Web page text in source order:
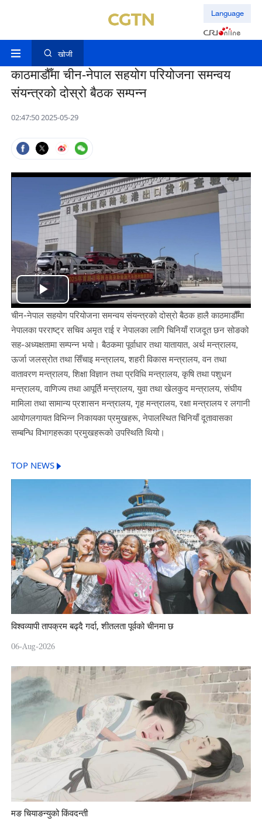
Language
खोजी
काठमाडौँमा चीन-नेपाल सहयोग परियोजना समन्वय
संयन्त्रको दोस्रो बैठक सम्पन्न
02:47:50 2025-05-29
Play
Video
चीन-नेपाल सहयोग परियोजना समन्वय संयन्त्रको दोस्रो बैठक हालै काठमाडौँमा
नेपालका परराष्ट्र सचिव अमृत राई र नेपालका लागि चिनियाँ राजदूत छन सोङको
सह-अध्यक्षतामा सम्पन्न भयो। बैठकमा पूर्वाधार तथा यातायात, अर्थ मन्त्रालय,
ऊर्जा जलस्रोत तथा सिँचाइ मन्त्रालय, शहरी विकास मन्त्रालय, वन तथा
वातावरण मन्त्रालय, शिक्षा विज्ञान तथा प्रविधि मन्त्रालय, कृषि तथा पशुधन
मन्त्रालय, वाणिज्य तथा आपूर्ति मन्त्रालय, युवा तथा खेलकुद मन्त्रालय, संघीय
मामिला तथा सामान्य प्रशासन मन्त्रालय, गृह मन्त्रालय, रक्षा मन्त्रालय र लगानी
आयोगलगायत विभिन्न निकायका प्रमुखहरू, नेपालस्थित चिनियाँ दूतावासका
सम्बन्धि विभागहरूका प्रमुखहरूको उपस्थिति थियो।
TOP NEWS
विश्वव्यापी तापक्रम बढ्दै गर्दा, शीतलता पूर्वको चीनमा छ
06-Aug-2026
मङ चियाङन्युको किंवदन्ती